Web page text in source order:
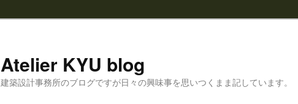
Atelier KYU blog
建築設計事務所のブログですが日々の興味事を思いつくまま記しています。